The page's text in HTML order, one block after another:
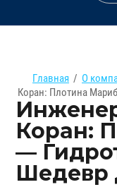
Главная / О
Коран: Плотина
Коран:
—
Шедевр